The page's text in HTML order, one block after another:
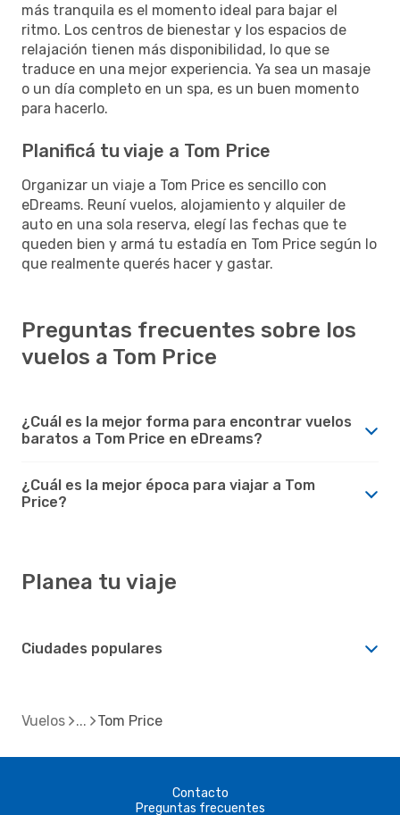
más tranquila es el momento ideal para bajar el
ritmo. Los centros de bienestar y los espacios de
relajación tienen más disponibilidad, lo que se
traduce en una mejor experiencia. Ya sea un masaje
o un día completo en un spa, es un buen momento
para hacerlo.
Planificá tu viaje a Tom Price
Organizar un viaje a Tom Price es sencillo con
eDreams. Reuní vuelos, alojamiento y alquiler de
auto en una sola reserva, elegí las fechas que te
queden bien y armá tu estadía en Tom Price según lo
que realmente querés hacer y gastar.
Preguntas frecuentes sobre los
vuelos a Tom Price
¿Cuál es la mejor forma para encontrar vuelos
baratos a Tom Price en eDreams?
¿Cuál es la mejor época para viajar a Tom
Price?
Planea tu viaje
Ciudades populares
Vuelos Tom Price
Contacto
Preguntas frecuentes